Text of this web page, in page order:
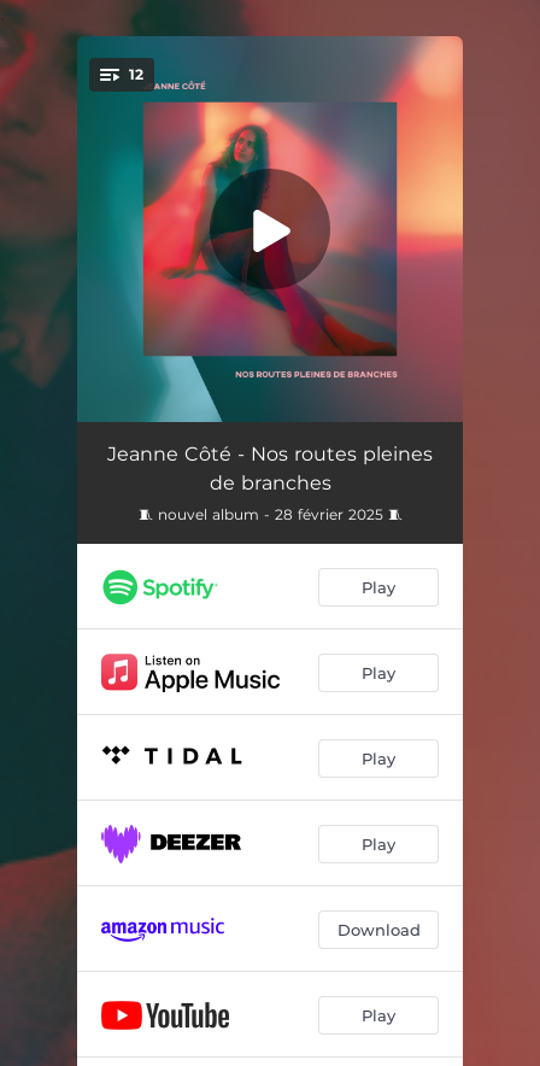
You're all set!
12
Orange 01:56
Lève-toi 03:03
Chaque seconde 04:08
Nos lignes exposées 01:47
03:51
03:39
Nos routes pleines de branches 03:39
T'as mis le feu 04:00
Comblée 02:59
Jeanne Côté - Nos routes pleines
de branches
🧵 nouvel album - 28 février 2025 🧵
Play
Play
Play
Play
Download
Play